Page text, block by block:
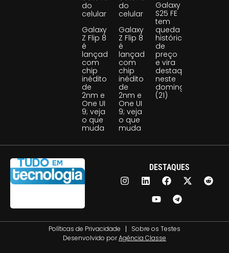
do
celular
Galaxy
Z Flip 8
é
lançado
com
chip
inédito
de
2nm e
One UI
9; veja
o que
muda
do
celular
Galaxy
Z Flip 8
é
lançado
com
chip
inédito
de
2nm e
One UI
9; veja
o que
muda
Galaxy
S25 FE
tem
queda
histórica
de
preço
e vira
destaque
neste
domingo
(21)
DESTAQUES
Políticas de Privacidade
Sobre os Testes
Desenvolvido porAgência Classe